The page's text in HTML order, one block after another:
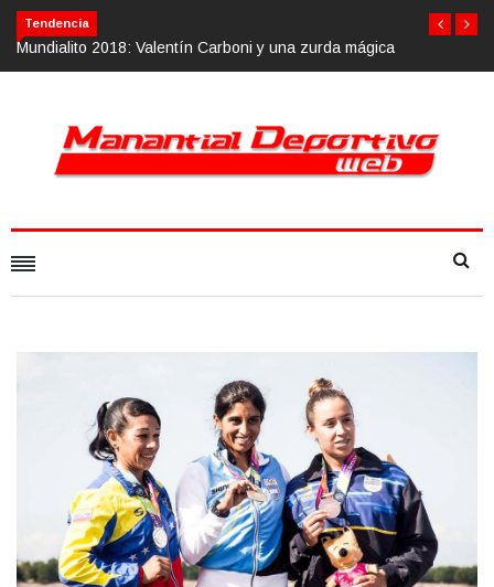
Tendencia
y una zurda mágica Calvario Race 2018, 10 de noviembre